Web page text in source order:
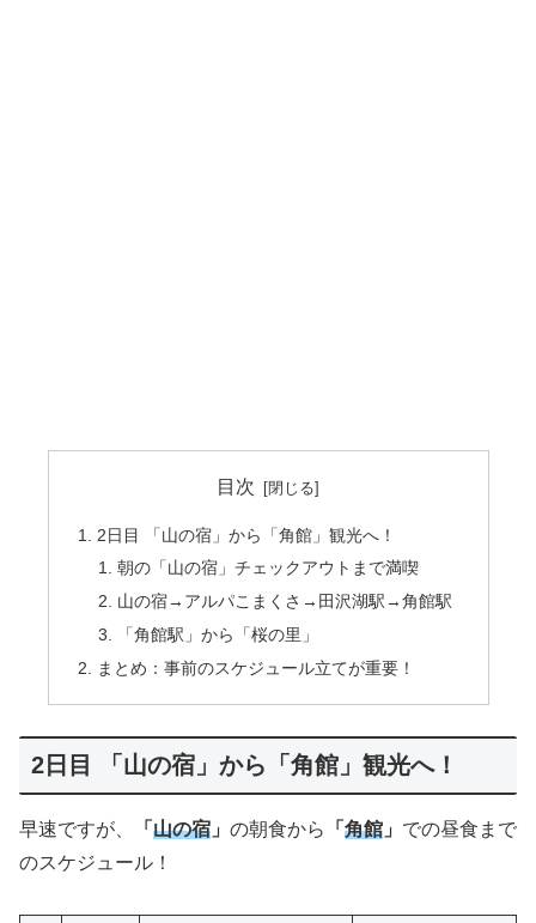
目次
2日目 「山の宿」から「角館」観光へ！
朝の「山の宿」チェックアウトまで満喫
山の宿→アルパこまくさ→田沢湖駅→角館駅
「角館駅」から「桜の里」
まとめ：事前のスケジュール立てが重要！
2日目 「山の宿」から「角館」観光へ！
早速ですが、 「 山の宿 」 の朝食から 「 角館 」 での昼食まで
のスケジュール！